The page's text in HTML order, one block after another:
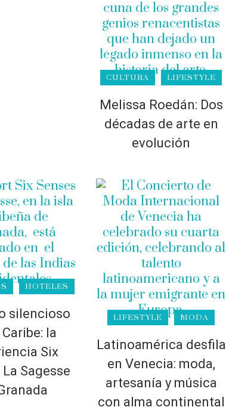
CULTURA LIFESTYLE
Melissa Roedán: Dos
décadas de arte en
evolución
HOTELES
silencioso
la
Six
Sagesse
LIFESTYLE MODA
Latinoamérica desfila
en Venecia: moda,
artesanía y música
con alma continental